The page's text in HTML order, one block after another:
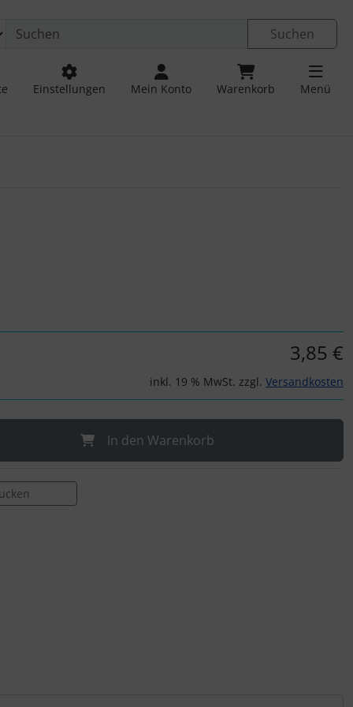
Suchen
Einstellungen Mein Konto Warenkorb Menü
3,85 €
inkl. 19 % MwSt. zzgl. Versandkosten
In den Warenkorb